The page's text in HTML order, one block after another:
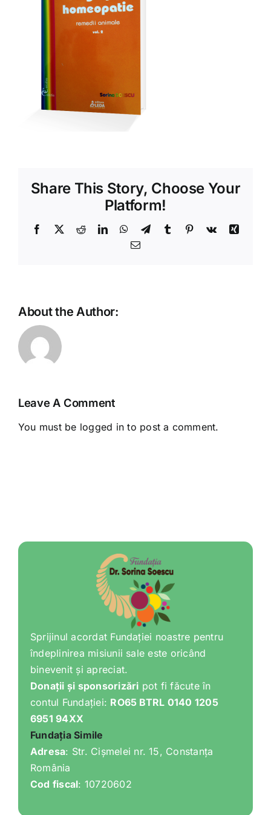
Shop
Share This Story, Choose Your
Platform!
Facebook
X RedditLinkedInWhatsApp
TelegramTumblr Pinterest
Vk
Xing
Email
About the Author:
Leave A Comment
You must be logged in to post a comment.
Sprijinul acordat Fundației noastre pentru
îndeplinirea misiunii sale este oricând
binevenit și apreciat.
Donații și sponsorizări pot fi făcute în
contul Fundației: RO65 BTRL 0140 1205
6951 94XX
Fundația Simile
Adresa: Str. Cișmelei nr. 15, Constanța
România
Cod fiscal: 10720602